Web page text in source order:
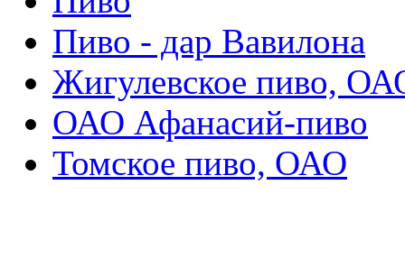
Пиво - дар Вавилона
Жигулевское пиво,
ОАО Афанасий-пиво
Томское пиво, ОАО